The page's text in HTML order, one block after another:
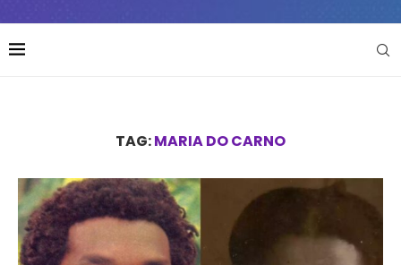
TAG:MARIA DO CARNO